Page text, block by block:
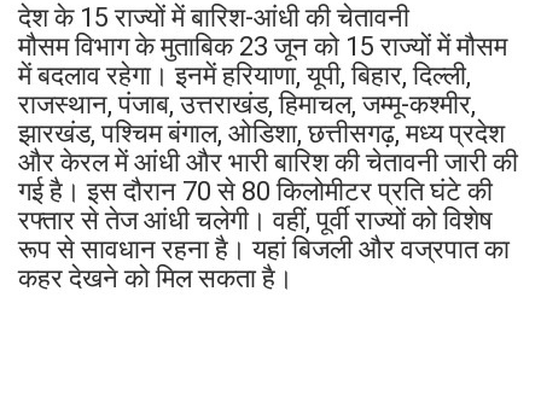
देश के 15 राज्यों में बारिश-आंधी की चेतावनी
मौसम विभाग के मुताबिक 23 जून को 15 राज्यों में मौसम
में बदलाव रहेगा। इनमें हरियाणा, यूपी, बिहार, दिल्ली,
राजस्थान, पंजाब, उत्तराखंड, हिमाचल, जम्मू-कश्मीर,
झारखंड, पश्चिम बंगाल, ओडिशा, छत्तीसगढ़, मध्य प्रदेश
और केरल में आंधी और भारी बारिश की चेतावनी जारी की
गई है। इस दौरान 70 से 80 किलोमीटर प्रति घंटे की
रफ्तार से तेज आंधी चलेगी। वहीं, पूर्वी राज्यों को विशेष
रूप से सावधान रहना है। यहां बिजली और वज्रपात का
कहर देखने को मिल सकता है।